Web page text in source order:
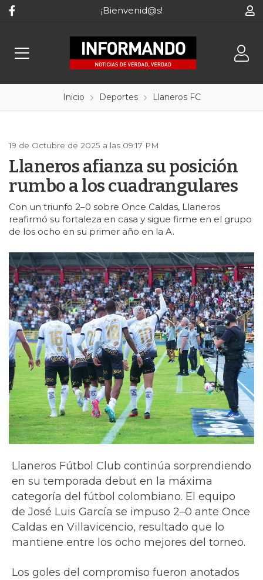
¡Bienvenid@s!
Inicio Deportes Llaneros FC
19 de Octubre de 2025 a las 09:17 PM
Llaneros afianza su posición
rumbo a los cuadrangulares
Con un triunfo 2–0 sobre Once Caldas, Llaneros
reafirmó su fortaleza en casa y sigue firme en el grupo
de los ocho en su primer año en la A.
Llaneros Fútbol Club continúa sorprendiendo
en su temporada debut en la máxima
categoría del fútbol colombiano. El equipo
de José Luis García se impuso 2–0 ante Once
Caldas en Villavicencio, resultado que lo
mantiene entre los ocho mejores del torneo.
Los goles del compromiso fueron anotados